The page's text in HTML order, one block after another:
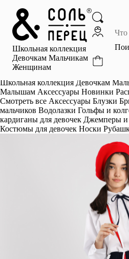
Школьная коллекция
Девочкам Мальчикам
Женщинам
Главная
Каталог
Избранное
Школьная коллекция Девочкам
Малышам Аксессуары Новинки
Смотреть все Аксессуары Блузки
мальчиков Водолазки Гольфы и
кардиганы для девочек Джемперы и
Костюмы для девочек Носки